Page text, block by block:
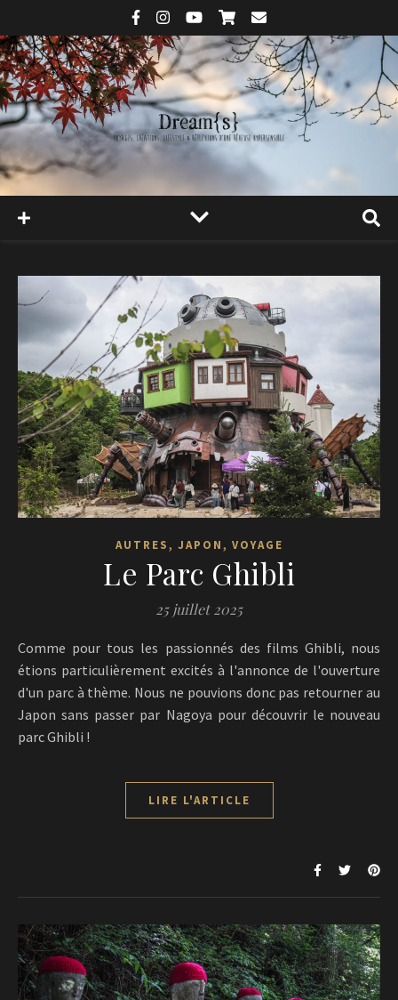
AUTRES , JAPON , VOYAGE
Le Parc Ghibli
25 juillet 2025
Comme pour tous les passionnés des films Ghibli, nous
étions particulièrement excités à l'annonce de l'ouverture
d'un parc à thème. Nous ne pouvions donc pas retourner au
Japon sans passer par Nagoya pour découvrir le nouveau
parc Ghibli !
LIRE L'ARTICLE